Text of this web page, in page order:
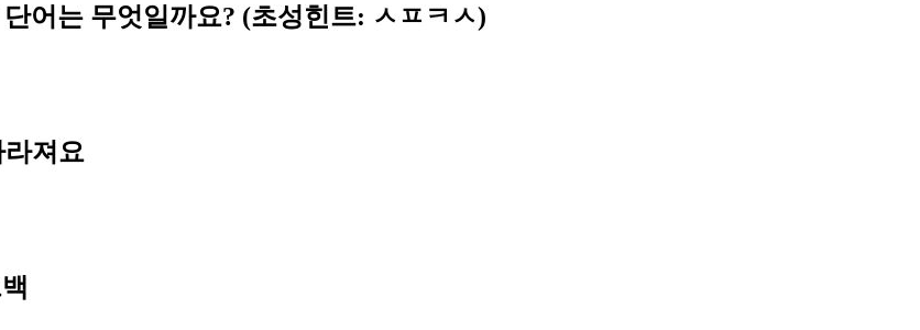
어는 무엇일까요? (초성힌트: ㅅㅍㅋㅅ)
져요